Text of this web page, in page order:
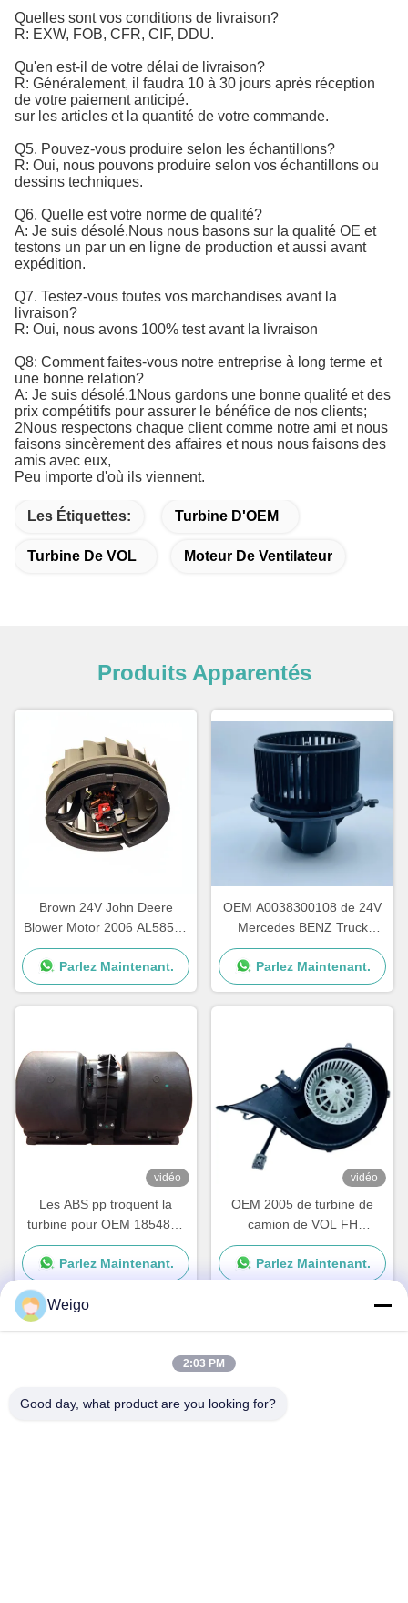
Quelles sont vos conditions de livraison?
R: EXW, FOB, CFR, CIF, DDU.
Qu'en est-il de votre délai de livraison?
R: Généralement, il faudra 10 à 30 jours après réception
de votre paiement anticipé.
sur les articles et la quantité de votre commande.
Q5. Pouvez-vous produire selon les échantillons?
R: Oui, nous pouvons produire selon vos échantillons ou
dessins techniques.
Q6. Quelle est votre norme de qualité?
A: Je suis désolé.Nous nous basons sur la qualité OE et
testons un par un en ligne de production et aussi avant
expédition.
Q7. Testez-vous toutes vos marchandises avant la
livraison?
R: Oui, nous avons 100% test avant la livraison
Q8: Comment faites-vous notre entreprise à long terme et
une bonne relation?
A: Je suis désolé.1Nous gardons une bonne qualité et des
prix compétitifs pour assurer le bénéfice de nos clients;
2Nous respectons chaque client comme notre ami et nous
faisons sincèrement des affaires et nous nous faisons des
amis avec eux,
Peu importe d'où ils viennent.
Les Étiquettes: Turbine D'OEM
Turbine De VOL Moteur De Ventilateur
Produits Apparentés
Brown 24V John Deere
Blower Motor 2006 AL58527
62412082 une garantie d'an
Parlez Maintenant.
OEM A0038300108 de 24V
Mercedes BENZ Truck
Blower Motor AXOR ATEGO
Parlez Maintenant.
vidéo
Les ABS pp troquent la
turbine pour OEM 1854876
de série de Scania G P R
2195206 1854877
DDSC003TT
Parlez Maintenant.
vidéo
OEM 2005 de turbine de
camion de VOL FH
84223449 82349000
7482349000
Parlez Maintenant.
Adresse
Weigo
2:03 PM
Good day, what product are you looking for?